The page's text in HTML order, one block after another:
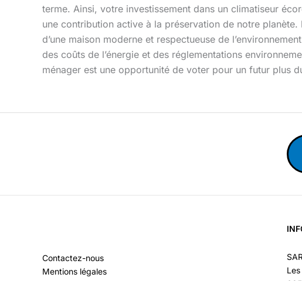
terme. Ainsi, votre investissement dans un climatiseur
une contribution active à la préservation de notre
d’une maison moderne et respectueuse de
des coûts de l’énergie et des réglementations
ménager est une opportunité de voter pour un futur plus
Contactez-nous
Mentions légales